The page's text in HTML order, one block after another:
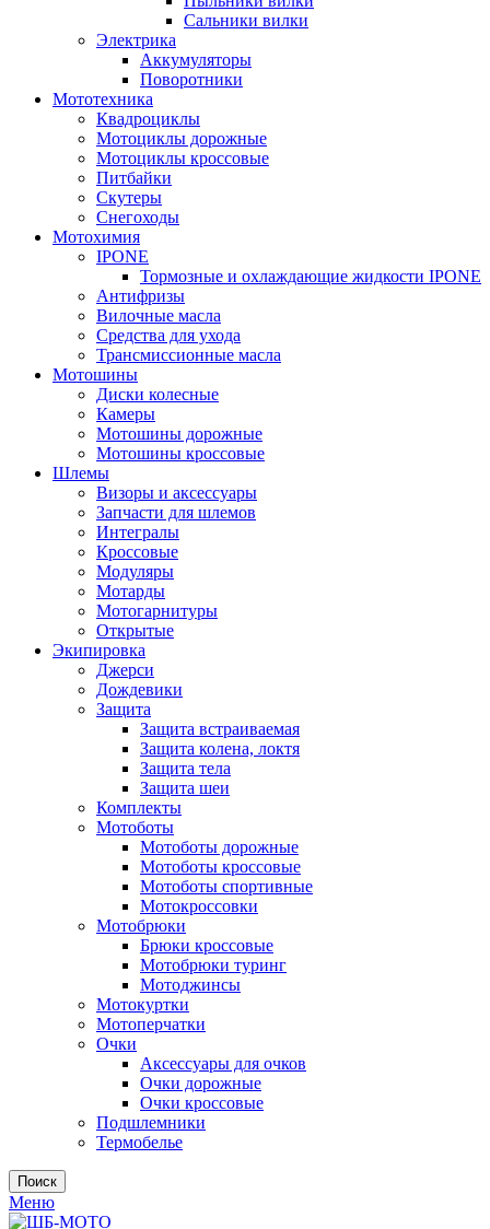
Сальники вилки
Электрика
Аккумуляторы
Поворотники
Мототехника
Квадроциклы
Мотоциклы дорожные
Мотоциклы кроссовые
Питбайки
Скутеры
Снегоходы
Мотохимия
IPONE
Тормозные и охлаждающие жидкости IPONE
Антифризы
Вилочные масла
Средства для ухода
Трансмиссионные масла
Мотошины
Диски колесные
Камеры
Мотошины дорожные
Мотошины кроссовые
Шлемы
Визоры и аксессуары
Запчасти для шлемов
Интегралы
Кроссовые
Модуляры
Мотарды
Мотогарнитуры
Открытые
Экипировка
Джерси
Дождевики
Защита
Защита встраиваемая
Защита колена, локтя
Защита тела
Защита шеи
Комплекты
Мотоботы
Мотоботы дорожные
Мотоботы кроссовые
Мотоботы спортивные
Мотокроссовки
Мотобрюки
Брюки кроссовые
Мотобрюки туринг
Мотоджинсы
Мотокуртки
Мотоперчатки
Очки
Аксессуары для очков
Очки дорожные
Очки кроссовые
Подшлемники
Термобелье
Поиск
Меню